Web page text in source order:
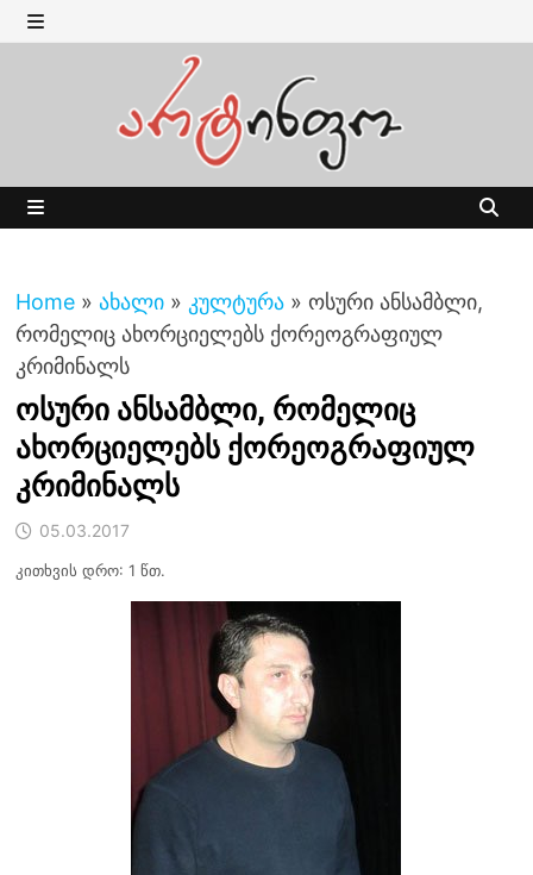
Skip
to MENU
Home » ახალი » კულტურა » ოსური ანსამბლი,
რომელიც ახორციელებს ქორეოგრაფიულ
კრიმინალს
ოსური ანსამბლი, რომელიც
ახორციელებს ქორეოგრაფიულ
კრიმინალს
05.03.2017
კითხვის დრო: 1 წთ.